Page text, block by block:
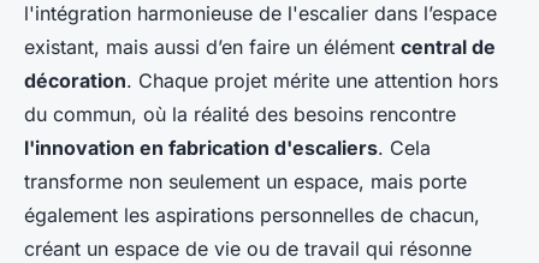
l'intégration harmonieuse de l'escalier dans l’espace
existant, mais aussi d’en faire un élément central de
décoration. Chaque projet mérite une attention hors
du commun, où la réalité des besoins rencontre
l'innovation en fabrication d'escaliers. Cela
transforme non seulement un espace, mais porte
également les aspirations personnelles de chacun,
créant un espace de vie ou de travail qui résonne